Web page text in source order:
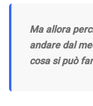
Ma allora
andare dal
cosa si può